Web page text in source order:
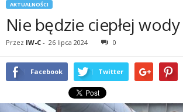
AKTUALNOŚCI
Nie będzie ciepłej wody
Przez IW-C - 26 lipca 2024 0
Facebook Twitter